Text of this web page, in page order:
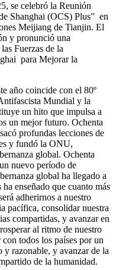
se celebró la Reunión
Shanghai (OCS) Plus” en
Meijiang de Tianjin. El
y pronunció una
Fuerzas de la
para Mejorar la
año coincide con el 80º
Mundial y la
un hito que impulsa a
un mejor futuro. Ochenta
profundas lecciones de
y fundó la ONU,
global. Ochenta
nuevo período de
global ha llegado a
enseñado que cuanto más
adherirnos a nuestro
pacífica, consolidar nuestra
compartidas, y avanzar en
al ritmo de nuestro
todos los países por un
y razonable, y avanzar de la
de la humanidad.